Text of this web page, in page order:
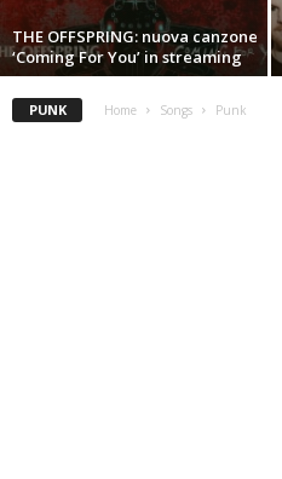
THE OFFSPRING: nuova canzone
‘Coming For You’ in streaming
PUNK Home Songs Punk